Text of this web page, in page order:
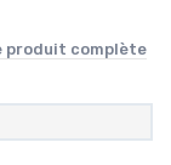
produit complète